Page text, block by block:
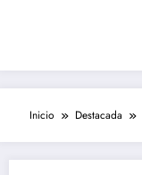
Inicio Destacada